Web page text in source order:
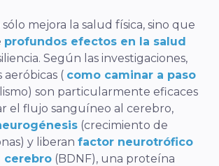
mejora la salud física, sino que
profundos efectos en la salud
Según las investigaciones,
aeróbicas ( como caminar a paso
son particularmente eficaces
el flujo sanguíneo al cerebro,
(crecimiento de
y liberan factor neurotrófico
cerebro (BDNF), una proteína